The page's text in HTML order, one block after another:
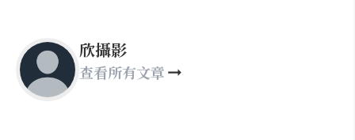
欣攝影
查看所有文章